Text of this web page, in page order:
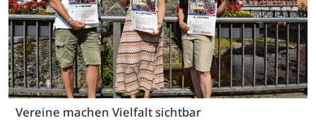
Vereine machen Vielfalt sichtbar